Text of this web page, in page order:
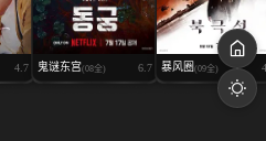
4.7 鬼谜东宫(08全) 6.7 暴风圈 (09全)